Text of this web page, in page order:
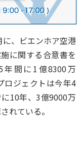
、ビエンホア空港
に関する合意書を
年間に1億8300万
ロジェクトは今年4
10年、3億9000万
れている。